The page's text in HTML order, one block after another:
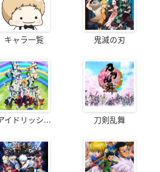
キャラ一覧 鬼滅の刃
イドリッシ... 刀剣乱舞